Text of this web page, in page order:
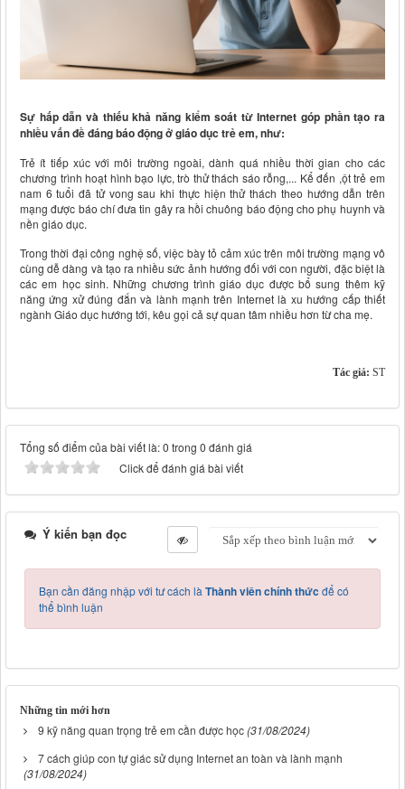
Sự hấp dẫn và thiếu khả năng kiểm soát từ Internet góp phần tạo ra
nhiều vấn đề đáng báo động ở giáo dục trẻ em, như:
Trẻ ít tiếp xúc với môi trường ngoài, dành quá nhiều thời gian cho các
chương trình hoạt hình bạo lực, trò thử thách sáo rỗng,... Kể đến ,ột trẻ em
nam 6 tuổi đã tử vong sau khi thực hiện thử thách theo hướng dẫn trên
mạng được báo chí đưa tin gây ra hồi chuông báo động cho phụ huynh và
nền giáo dục.
Trong thời đại công nghệ số, việc bày tỏ cảm xúc trên môi trường mạng vô
cùng dễ dàng và tạo ra nhiều sức ảnh hướng đối với con người, đặc biệt là
các em học sinh. Những chương trình giáo dục được bổ sung thêm kỹ
năng ứng xử đúng đắn và lành mạnh trên Internet là xu hướng cấp thiết
ngành Giáo dục hướng tới, kêu gọi cả sự quan tâm nhiều hơn từ cha mẹ.
Tác giả: ST
Tổng số điểm của bài viết là: 0 trong 0 đánh giá
Click để đánh giá bài viết
Ý kiến bạn đọc
Bạn cần đăng nhập với tư cách là Thành viên chính thứcđể có
thể bình luận
Những tin mới hơn
9 kỹ năng quan trọng trẻ em cần được học(31/08/2024)
7 cách giúp con tự giác sử dụng Internet an toàn và lành mạnh
(31/08/2024)